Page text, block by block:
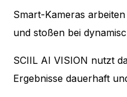
Smart-Kameras
und stoßen bei
SCIIL AI VISION nutzt
Ergebnisse dauerhaft